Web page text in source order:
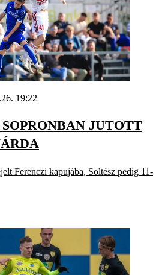
19:22
JUTOTT
Ferenczi kapujába, Soltész pedig 11-